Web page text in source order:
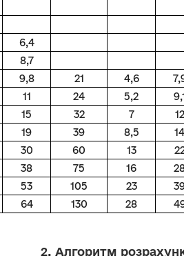
6,4
8,7
9,8 21 4,6
11 24 5,2
15 32 7 12
19 39 8,5 14
30 60 13
38 75 16
53 105 23
64 130 28
2. Алгоритм